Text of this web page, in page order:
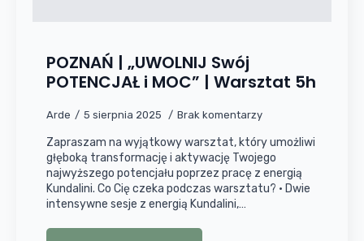
POZNAŃ | „UWOLNIJ Swój
POTENCJAŁ i MOC” | Warsztat 5h
Arde 5 sierpnia 2025 Brak komentarzy
Zapraszam na wyjątkowy warsztat, który umożliwi
głęboką transformację i aktywację Twojego
najwyższego potencjału poprzez pracę z energią
Kundalini. Co Cię czeka podczas warsztatu? • Dwie
intensywne sesje z energią Kundalini,…